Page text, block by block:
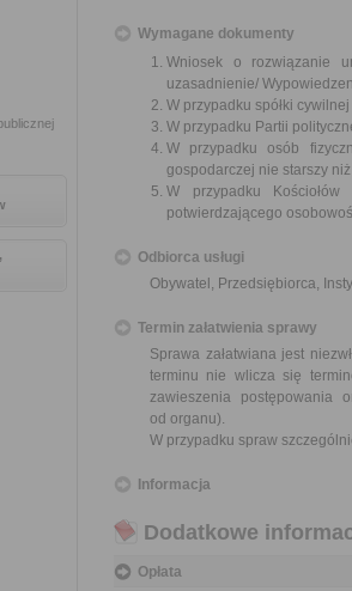
Wymagane dokumenty
Wniosek o rozwiązanie
uzasadnienie/
W przypadku spółki
W przypadku Partii
W przypadku osób
gospodarczej nie starszy
W przypadku
potwierdzającego
Odbiorca usługi
Obywatel, Przedsiębiorca,
Termin załatwienia sprawy
Sprawa załatwiana jest
terminu nie wlicza się
zawieszenia postępowania
od organu).
W przypadku spraw
Informacja
Dodatkowe
Opłata